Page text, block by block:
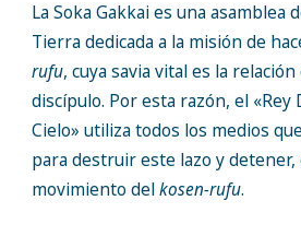
La Soka Gakkai es una asamblea
Tierra dedicada a la misión de
rufu, cuya savia vital es la
discípulo. Por esta razón, el «Rey
Cielo» utiliza todos los medios
para destruir este lazo y detener,
movimiento delkosen-rufu.